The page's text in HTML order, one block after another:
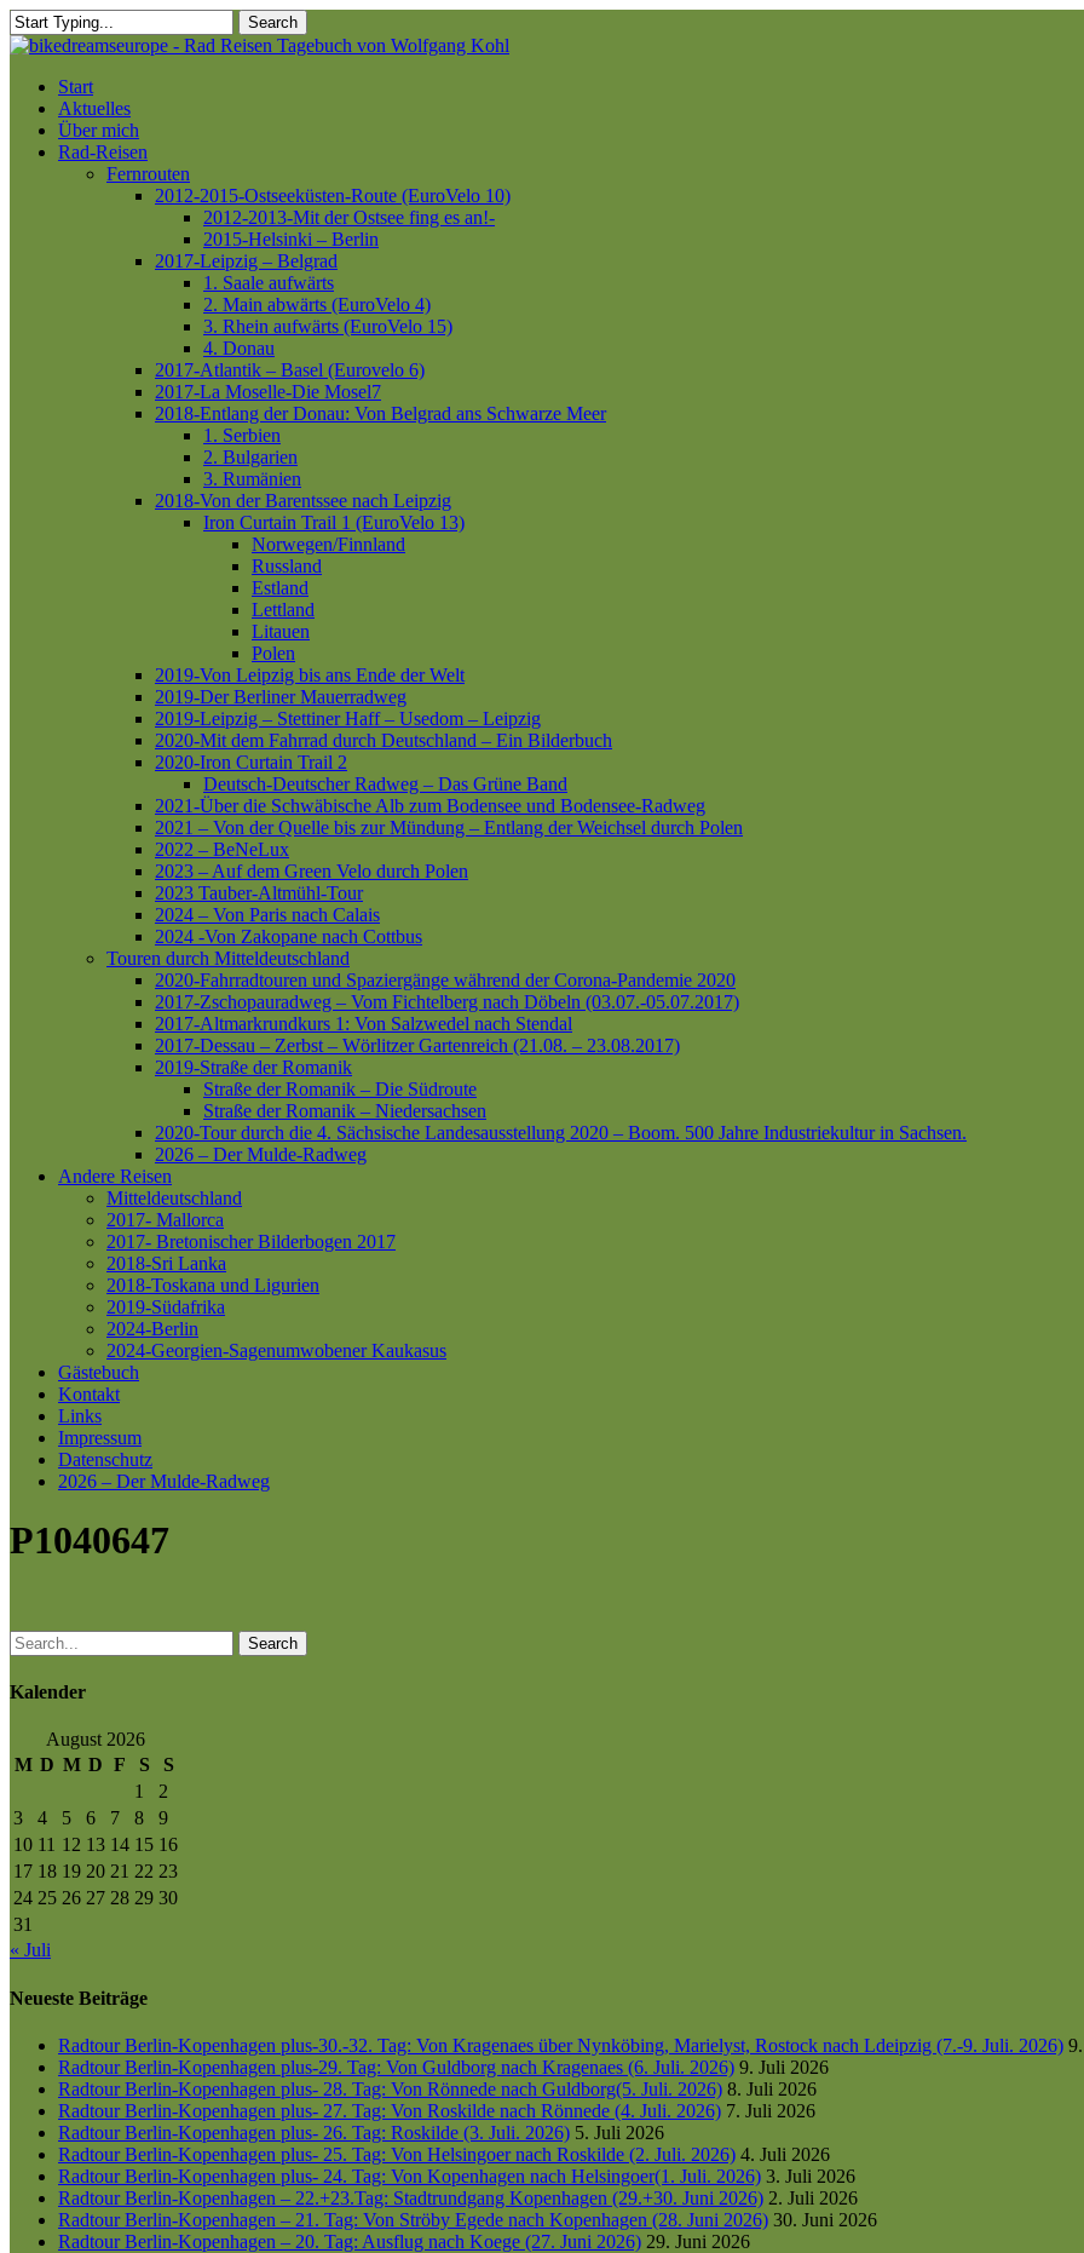
Skip
to
content
Search
Close
Menu
Start
Aktuelles
Über mich
Rad-Reisen
Fernrouten
2012-2015-Ostseeküsten-Route (EuroVelo 10)
2012-2013-Mit der Ostsee fing es an!-
2015-Helsinki – Berlin
2017-Leipzig – Belgrad
1. Saale aufwärts
2. Main abwärts (EuroVelo 4)
3. Rhein aufwärts (EuroVelo 15)
4. Donau
2017-Atlantik – Basel (Eurovelo 6)
2017-La Moselle-Die Mosel7
2018-Entlang der Donau: Von Belgrad ans Schwarze Meer
1. Serbien
2. Bulgarien
3. Rumänien
2018-Von der Barentssee nach Leipzig
Iron Curtain Trail 1 (EuroVelo 13)
Norwegen/Finnland
Russland
Estland
Lettland
Litauen
Polen
2019-Von Leipzig bis ans Ende der Welt
2019-Der Berliner Mauerradweg
2019-Leipzig – Stettiner Haff – Usedom – Leipzig
2020-Mit dem Fahrrad durch Deutschland – Ein Bilderbuch
2020-Iron Curtain Trail 2
Deutsch-Deutscher Radweg – Das Grüne Band
2021-Über die Schwäbische Alb zum Bodensee und Bodensee-Radweg
2021 – Von der Quelle bis zur Mündung – Entlang der Weichsel durch Polen
2022 – BeNeLux
2023 – Auf dem Green Velo durch Polen
2023 Tauber-Altmühl-Tour
2024 – Von Paris nach Calais
2024 -Von Zakopane nach Cottbus
Touren durch Mitteldeutschland
2020-Fahrradtouren und Spaziergänge während der Corona-Pandemie 2020
2017-Zschopauradweg – Vom Fichtelberg nach Döbeln (03.07.-05.07.2017)
2017-Altmarkrundkurs 1: Von Salzwedel nach Stendal
2017-Dessau – Zerbst – Wörlitzer Gartenreich (21.08. – 23.08.2017)
2019-Straße der Romanik
Straße der Romanik – Die Südroute
Straße der Romanik – Niedersachsen
2020-Tour durch die 4. Sächsische Landesausstellung 2020 – Boom. 500 Jahre Industriekultur in Sachsen.
2026 – Der Mulde-Radweg
Andere Reisen
Mitteldeutschland
2017- Mallorca
2017- Bretonischer Bilderbogen 2017
2018-Sri Lanka
2018-Toskana und Ligurien
2019-Südafrika
2024-Berlin
2024-Georgien-Sagenumwobener Kaukasus
Gästebuch
Kontakt
Links
Impressum
Datenschutz
2026 – Der Mulde-Radweg
P1040647
Search
Kalender
August 2026
M D M D F S
S
1
2
3
4 5 6 7 8
9
10 11 12 13 14 15 16
17 18 19 20 21 22 23
24 25 26 27 28 29 30
31
« Juli
Neueste Beiträge
Radtour Berlin-Kopenhagen plus-30.-32. Tag: Von Kragenaes über Nynköbing, Marielyst, Rostock nach Ldeipzig (7.-9. Juli. 2026)
Radtour Berlin-Kopenhagen plus-29. Tag: Von Guldborg nach Kragenaes (6. Juli. 2026) 9. Juli 2026
Radtour Berlin-Kopenhagen plus- 28. Tag: Von Rönnede nach Guldborg(5. Juli. 2026) 8. Juli 2026
Radtour Berlin-Kopenhagen plus- 27. Tag: Von Roskilde nach Rönnede (4. Juli. 2026) 7. Juli 2026
Radtour Berlin-Kopenhagen plus- 26. Tag: Roskilde (3. Juli. 2026) 5. Juli 2026
Radtour Berlin-Kopenhagen plus- 25. Tag: Von Helsingoer nach Roskilde (2. Juli. 2026) 4. Juli 2026
Radtour Berlin-Kopenhagen plus- 24. Tag: Von Kopenhagen nach Helsingoer(1. Juli. 2026) 3. Juli 2026
Radtour Berlin-Kopenhagen – 22.+23.Tag: Stadtrundgang Kopenhagen (29.+30. Juni 2026) 2. Juli 2026
Radtour Berlin-Kopenhagen – 21. Tag: Von Ströby Egede nach Kopenhagen (28. Juni 2026) 30. Juni 2026
Radtour Berlin-Kopenhagen – 20. Tag: Ausflug nach Koege (27. Juni 2026) 29. Juni 2026